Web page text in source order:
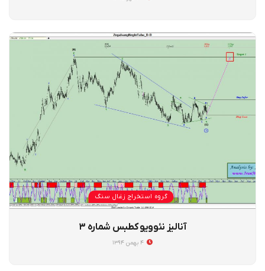
گروه استخراج زغال سنگ
آنالیز نئوویو کطبس شماره ۳